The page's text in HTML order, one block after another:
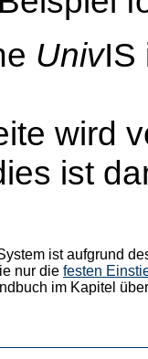
UnivIS
wird
ist
ist aufgrund
nur die festen
im Kapitel